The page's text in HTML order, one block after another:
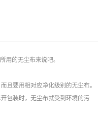
用的无尘布来说吧。
且要用相对应净化级别的无尘布。
包装时，无尘布就受到环境的污